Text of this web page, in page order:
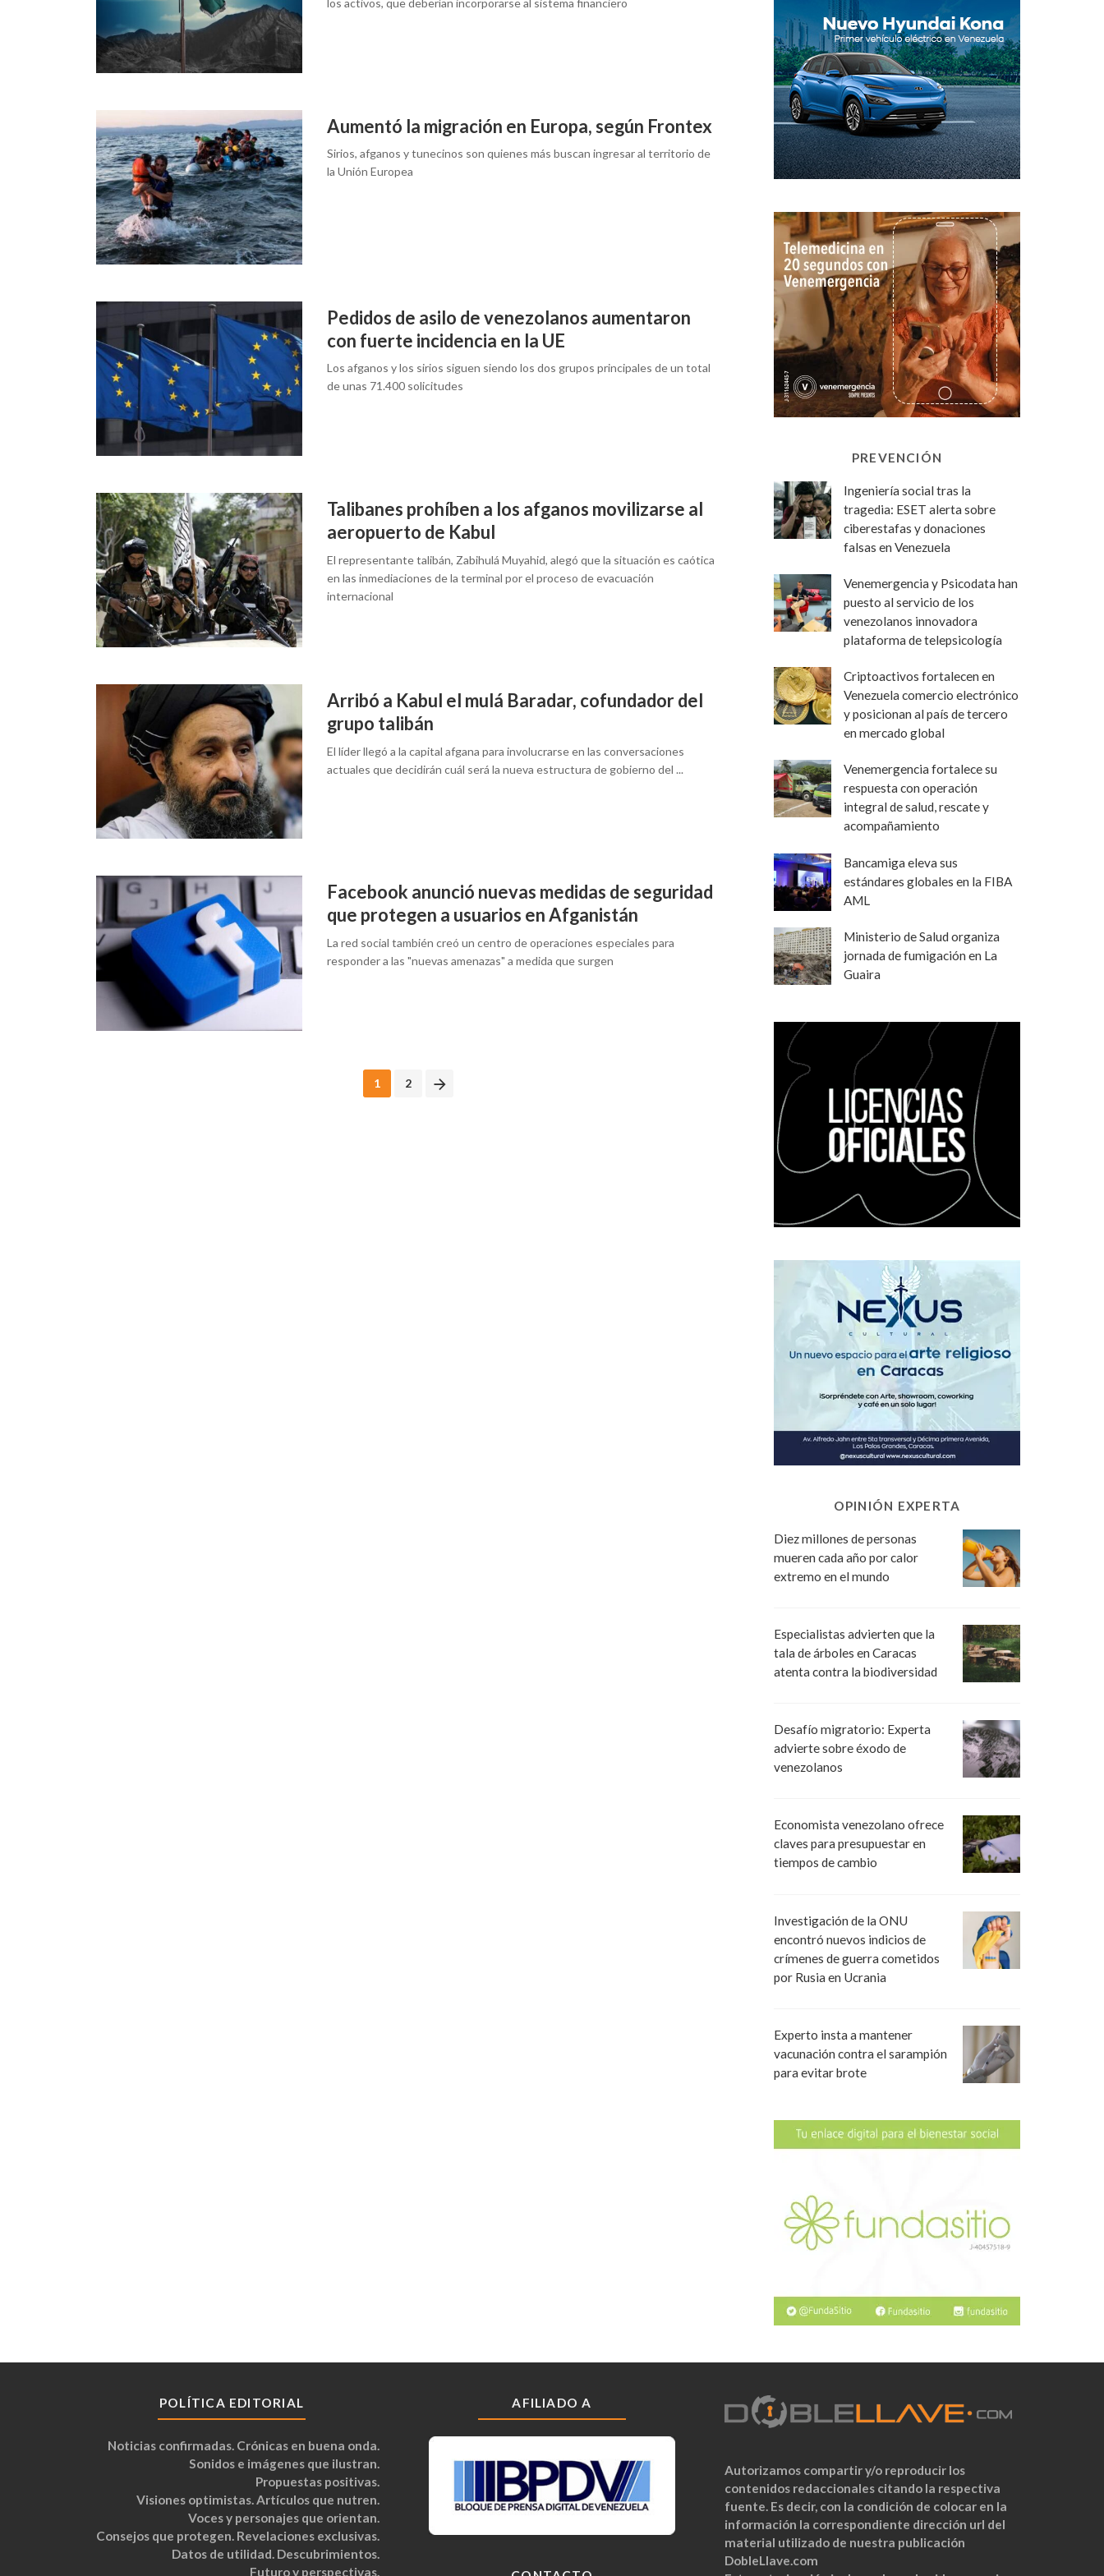
los activos, que deberían incorporarse al sistema financiero
Aumentó la migración en Europa, según Frontex
Sirios, afganos y tunecinos son quienes más buscan ingresar al territorio de
la Unión Europea
Pedidos de asilo de venezolanos aumentaron
con fuerte incidencia en la UE
Los afganos y los sirios siguen siendo los dos grupos principales de un total
de unas 71.400 solicitudes
Talibanes prohíben a los afganos movilizarse al
aeropuerto de Kabul
El representante talibán, Zabihulá Muyahid, alegó que la situación es caótica
en las inmediaciones de la terminal por el proceso de evacuación
internacional
Arribó a Kabul el mulá Baradar, cofundador del
grupo talibán
El líder llegó a la capital afgana para involucrarse en las conversaciones
actuales que decidirán cuál será la nueva estructura de gobierno del ...
Facebook anunció nuevas medidas de seguridad
que protegen a usuarios en Afganistán
La red social también creó un centro de operaciones especiales para
responder a las "nuevas amenazas" a medida que surgen
1 2
PREVENCIÓN
Ingeniería social tras la
tragedia: ESET alerta sobre
ciberestafas y donaciones
falsas en Venezuela
Venemergencia y Psicodata han
puesto al servicio de los
venezolanos innovadora
plataforma de telepsicología
Criptoactivos fortalecen en
Venezuela comercio electrónico
y posicionan al país de tercero
en mercado global
Venemergencia fortalece su
respuesta con operación
integral de salud, rescate y
acompañamiento
Bancamiga eleva sus
estándares globales en la FIBA
AML
Ministerio de Salud organiza
jornada de fumigación en La
Guaira
OPINIÓN EXPERTA
Diez millones de personas
mueren cada año por calor
extremo en el mundo
Especialistas advierten que la
tala de árboles en Caracas
atenta contra la biodiversidad
Desafío migratorio: Experta
advierte sobre éxodo de
venezolanos
Economista venezolano ofrece
claves para presupuestar en
tiempos de cambio
Investigación de la ONU
encontró nuevos indicios de
crímenes de guerra cometidos
por Rusia en Ucrania
Experto insta a mantener
vacunación contra el sarampión
para evitar brote
POLÍTICA EDITORIAL
Noticias confirmadas. Crónicas en buena onda.
Sonidos e imágenes que ilustran.
Propuestas positivas.
Visiones optimistas. Artículos que nutren.
Voces y personajes que orientan.
Consejos que protegen. Revelaciones exclusivas.
Datos de utilidad. Descubrimientos.
Futuro y perspectivas.
AFILIADO A
Autorizamos compartir y/o reproducir los
contenidos redaccionales citando la respectiva
fuente. Es decir, con la condición de colocar en la
información la correspondiente dirección url del
material utilizado de nuestra publicación
DobleLlave.com